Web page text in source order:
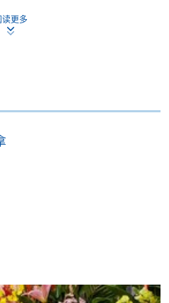
Pay）或支付宝
付，抬头请注明「香港大
面请写上课程名称及申请
划线支票、报名表格及有关
读更多